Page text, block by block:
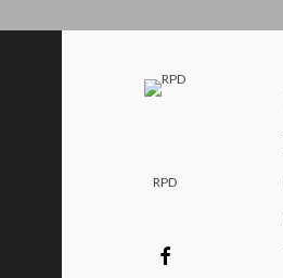
RPD